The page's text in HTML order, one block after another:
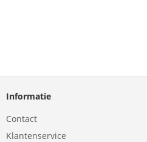
Informatie
Contact
Klantenservice